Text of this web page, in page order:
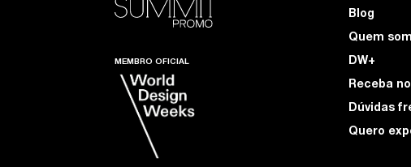
MEMBRO OFICIAL
Blog
Quem
DW+
Receba
Dúvidas
Quero